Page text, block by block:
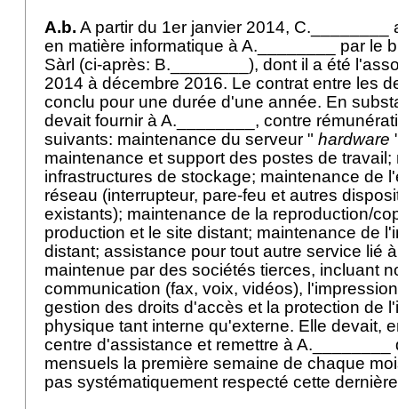
A.b. A partir du 1er janvier 2014, C.________
en matière informatique à A.________ par le
Sàrl (ci-après: B.________), dont il a été
2014 à décembre 2016. Le contrat entre les
conclu pour une durée d'une année. En
devait fournir à A.________, contre
suivants: maintenance du serveur " hardware
maintenance et support des postes de
infrastructures de stockage; maintenance de
réseau (interrupteur, pare-feu et autres
existants); maintenance de la reproduction/
production et le site distant; maintenance de
distant; assistance pour tout autre service lié
maintenue par des sociétés tierces, incluant
communication (fax, voix, vidéos),
gestion des droits d'accès et la protection de
physique tant interne qu'externe. Elle devait,
centre d'assistance et remettre à A.________
mensuels la première semaine de chaque
pas systématiquement respecté cette